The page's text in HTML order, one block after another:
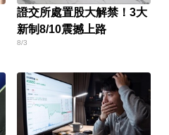
證交所處置股大解禁！3大
新制8/10震撼上路
8/3